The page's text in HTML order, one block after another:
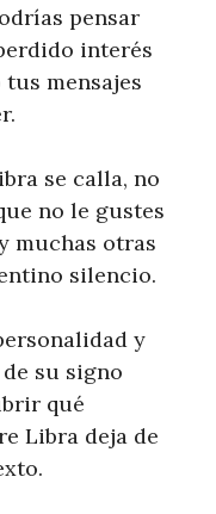
pensar
interés
mensajes
se calla, no
no le gustes
muchas otras
silencio.
y
su signo
qué
Libra deja de